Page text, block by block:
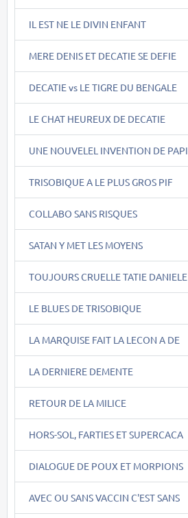
IL EST NE LE DIVIN ENFANT
MERE DENIS ET DECATIE SE DEFIE
DECATIE vs LE TIGRE DU BENGALE
LE CHAT HEUREUX DE DECATIE
UNE NOUVELEL INVENTION DE PAPI
TRISOBIQUE A LE PLUS GROS PIF
COLLABO SANS RISQUES
SATAN Y MET LES MOYENS
TOUJOURS CRUELLE TATIE DANIELE
LE BLUES DE TRISOBIQUE
LA MARQUISE FAIT LA LECON A DE
LA DERNIERE DEMENTE
RETOUR DE LA MILICE
HORS-SOL, FARTIES ET SUPERCACA
DIALOGUE DE POUX ET MORPIONS
AVEC OU SANS VACCIN C'EST SANS